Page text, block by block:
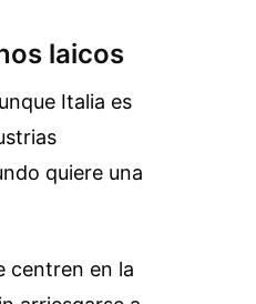
laicos
Italia es
quiere una
centren en la